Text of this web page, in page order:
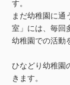
す。
まだ幼稚園に通
室」には、毎回
幼稚園での活動
ひなどり幼稚園
きます。